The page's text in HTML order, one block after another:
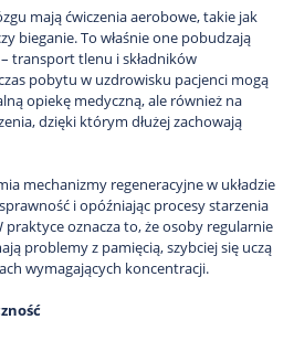
mają ćwiczenia aerobowe, takie jak
bieganie. To właśnie one pobudzają
transport tlenu i składników
pobytu w uzdrowisku pacjenci mogą
opiekę medyczną, ale również na
dzięki którym dłużej zachowają
mechanizmy regeneracyjne w układzie
i opóźniając procesy starzenia
praktyce oznacza to, że osoby regularnie
problemy z pamięcią, szybciej się uczą
wymagających koncentracji.